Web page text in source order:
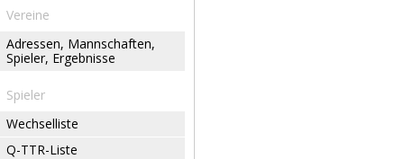
Vereine
Adressen, Mannschaften,
Spieler, Ergebnisse
Spieler
Wechselliste
Q-TTR-Liste